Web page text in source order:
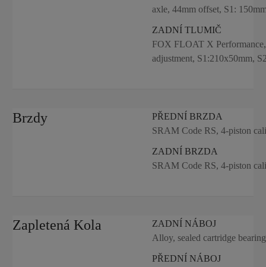
axle, 44mm offset, S1:
ZADNÍ TLUMIČ
FOX FLOAT X
adjustment, S1:210x50mm,
Brzdy
PŘEDNÍ BRZDA
SRAM Code RS, 4-piston
ZADNÍ BRZDA
SRAM Code RS, 4-piston
Zapletená Kola
ZADNÍ NÁBOJ
Alloy, sealed cartridge
PŘEDNÍ NÁBOJ